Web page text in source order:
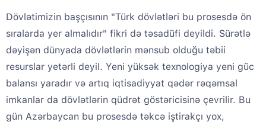
Dövlətimizin başçısının "Türk dövlətləri bu prosesdə ön
sıralarda yer almalıdır" fikri də təsadüfi deyildi. Sürətlə
dəyişən dünyada dövlətlərin mənsub olduğu təbii
resurslar yetərli deyil. Yeni yüksək texnologiya yeni güc
balansı yaradır və artıq iqtisadiyyat qədər rəqəmsal
imkanlar da dövlətlərin qüdrət göstəricisinə çevrilir. Bu
gün Azərbaycan bu prosesdə təkcə iştirakçı yox,